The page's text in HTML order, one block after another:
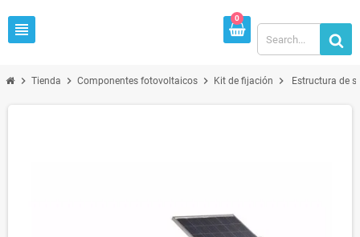
view_headline
0
chevron_right Tienda chevron_right Componentes fotovoltaicos chevron_right Kit de fijación chevron_right Estructura de